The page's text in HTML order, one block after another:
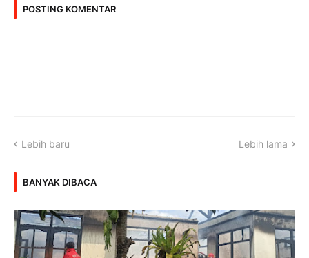
POSTING KOMENTAR
Lebih baru Lebih lama
BANYAK DIBACA